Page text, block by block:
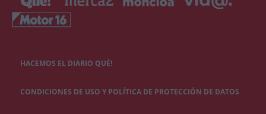
HACEMOS EL DIARIO QUÉ!
CONDICIONES DE USO Y POLÍTICA DE PROTECCIÓN DE DATOS